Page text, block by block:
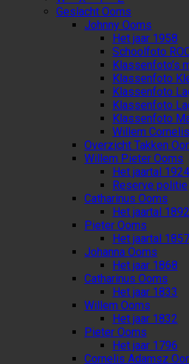
Geslacht Ooms
Johnny Ooms
Het jaar 1958
Schoolfoto
Klassenfoto’s
Klassenfoto
Klassenfoto
Klassenfoto
Klassenfoto
Willem
Overzicht Takken
Willem Pieter Ooms
Het jaartal 1924
Reserve politie
Catharinus Ooms
Het jaartal 1892
Pieter Ooms
Het jaartal 1857
Johanna Ooms
Het jaar 1868
Catharinus Ooms
Het jaar 1833
Willem Ooms
Het jaar 1832
Pieter Ooms
Het jaar 1796
Cornelis Adamsz